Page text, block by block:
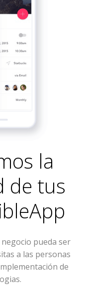
la
de tus
pueda ser
a las personas
de